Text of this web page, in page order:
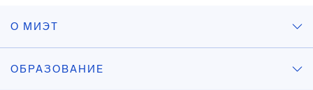
О МИЭТ
ОБРАЗОВАНИЕ